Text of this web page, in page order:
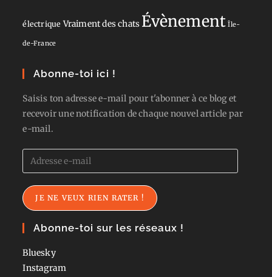
électrique Vraiment des chats Évènement Île-
de-France
Abonne-toi ici !
Saisis ton adresse e-mail pour t'abonner à ce blog et
recevoir une notification de chaque nouvel article par
e-mail.
Adresse
e-
mail
JE NE VEUX RIEN RATER !
Abonne-toi sur les réseaux !
Bluesky
Instagram